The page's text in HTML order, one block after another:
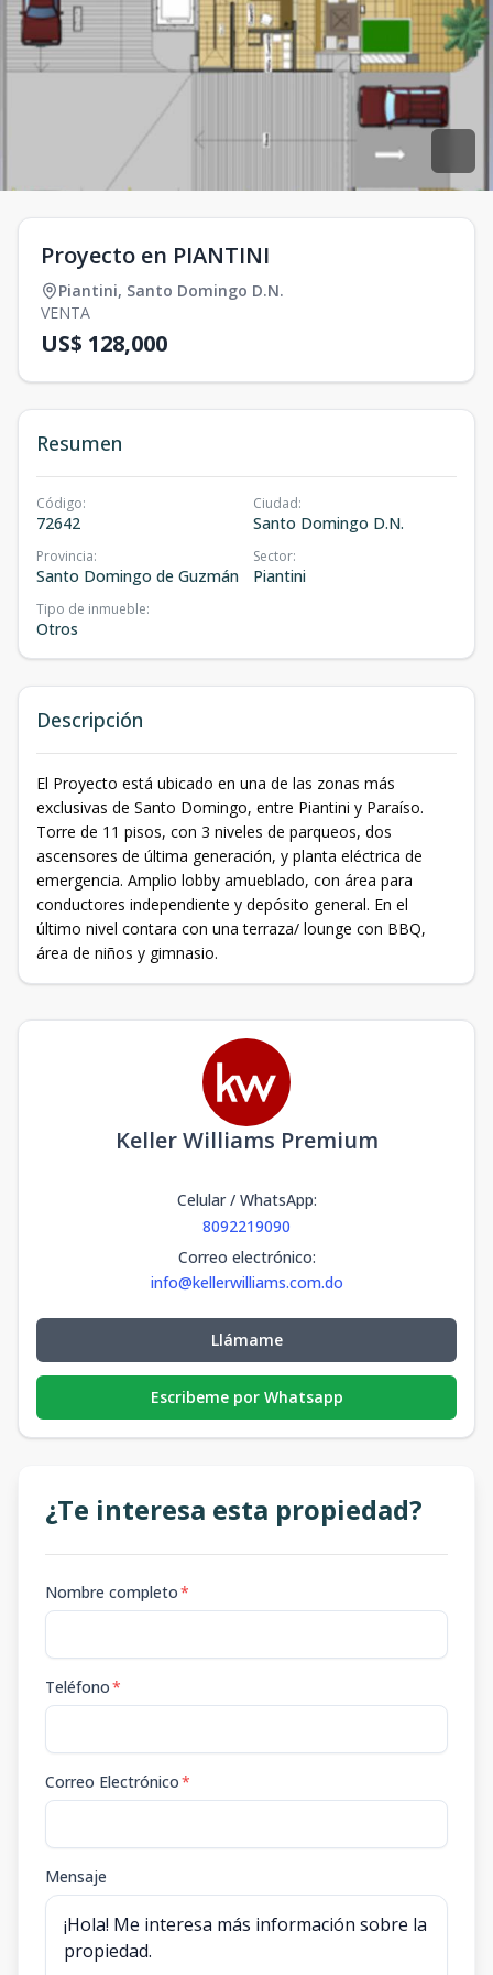
Proyecto en PIANTINI
Piantini, Santo Domingo D.N.
VENTA
US$ 128,000
Resumen
Código:
72642
Ciudad:
Santo Domingo D.N.
Provincia:
Santo Domingo de Guzmán
Sector:
Piantini
Tipo de inmueble:
Otros
Descripción
El Proyecto está ubicado en una de las zonas más
exclusivas de Santo Domingo, entre Piantini y Paraíso.
Torre de 11 pisos, con 3 niveles de parqueos, dos
ascensores de última generación, y planta eléctrica de
emergencia. Amplio lobby amueblado, con área para
conductores independiente y depósito general. En el
último nivel contara con una terraza/ lounge con BBQ,
área de niños y gimnasio.
Keller Williams Premium
Celular / WhatsApp:
8092219090
Correo electrónico:
info@kellerwilliams.com.do
Llámame
Escribeme por Whatsapp
¿Te interesa esta propiedad?
Nombre completo*
Teléfono*
Correo Electrónico*
Mensaje